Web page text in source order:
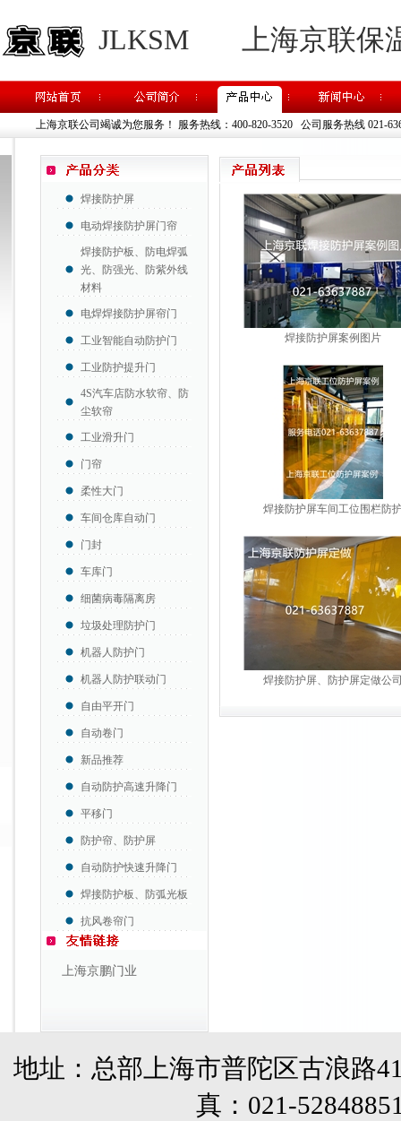
JLKSM 上海京联
上海京联公司竭诚为您服务！ 服务热线：400-820-3520 公司服务热线 021-
焊接防护屏
电动焊接防护屏门帘
焊接防护板、防电焊弧
光、防强光、防紫外线
材料
电焊焊接防护屏帘门
工业智能自动防护门
工业防护提升门
4S汽车店防水软帘、防
尘软帘
工业滑升门
门帘
柔性大门
车间仓库自动门
门封
车库门
细菌病毒隔离房
垃圾处理防护门
机器人防护门
机器人防护联动门
自由平开门
自动卷门
新品推荐
自动防护高速升降门
平移门
防护帘、防护屏
自动防护快速升降门
焊接防护板、防弧光板
抗风卷帘门
上海京鹏门业
焊接防护屏案例图片
焊接防护屏车间工位围栏防
焊接防护屏、防护屏定做公
地址：总部上海市普陀区古浪路
真： 021-